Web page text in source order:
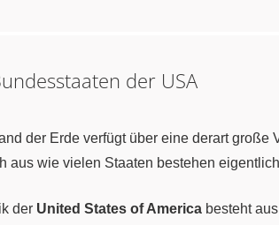
der USA
der Erde verfügt über eine derart
aus wie vielen Staaten bestehen
der United States of America besteht